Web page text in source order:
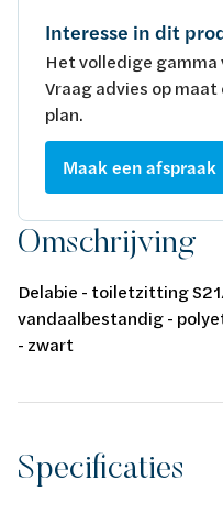
Interesse in dit
Het volledige gamma
Vraag advies op
plan.
Maak een afspraak
Omschrijving
Delabie - toiletzitting
vandaalbestandig -
- zwart
Specificaties